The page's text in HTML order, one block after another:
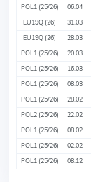
POL1 (25/26) 06.04
EU19Q (26) 31.03
EU19Q (26) 28.03
POL1 (25/26) 20.03
POL1 (25/26) 16.03
POL1 (25/26) 08.03
POL1 (25/26) 28.02
POL2 (25/26) 22.02
POL1 (25/26) 08.02
POL1 (25/26) 02.02
POL1 (25/26) 08.12